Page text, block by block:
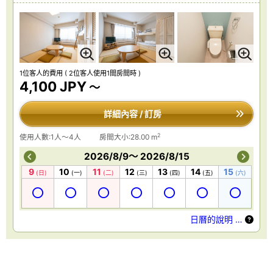
1位客人的費用 ( 2位客人使用1間房間時 )
4,100 JPY～
詳細內容 / 訂房
使用人數:1人～4人 房間大小:28.00 m2
2026/8/9～ 2026/8/15
9 (日) 10 (一) 11 (二) 12 (三) 13 (四) 14 (五) 15 (六)
日曆的說明 …